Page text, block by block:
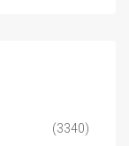
(3340)